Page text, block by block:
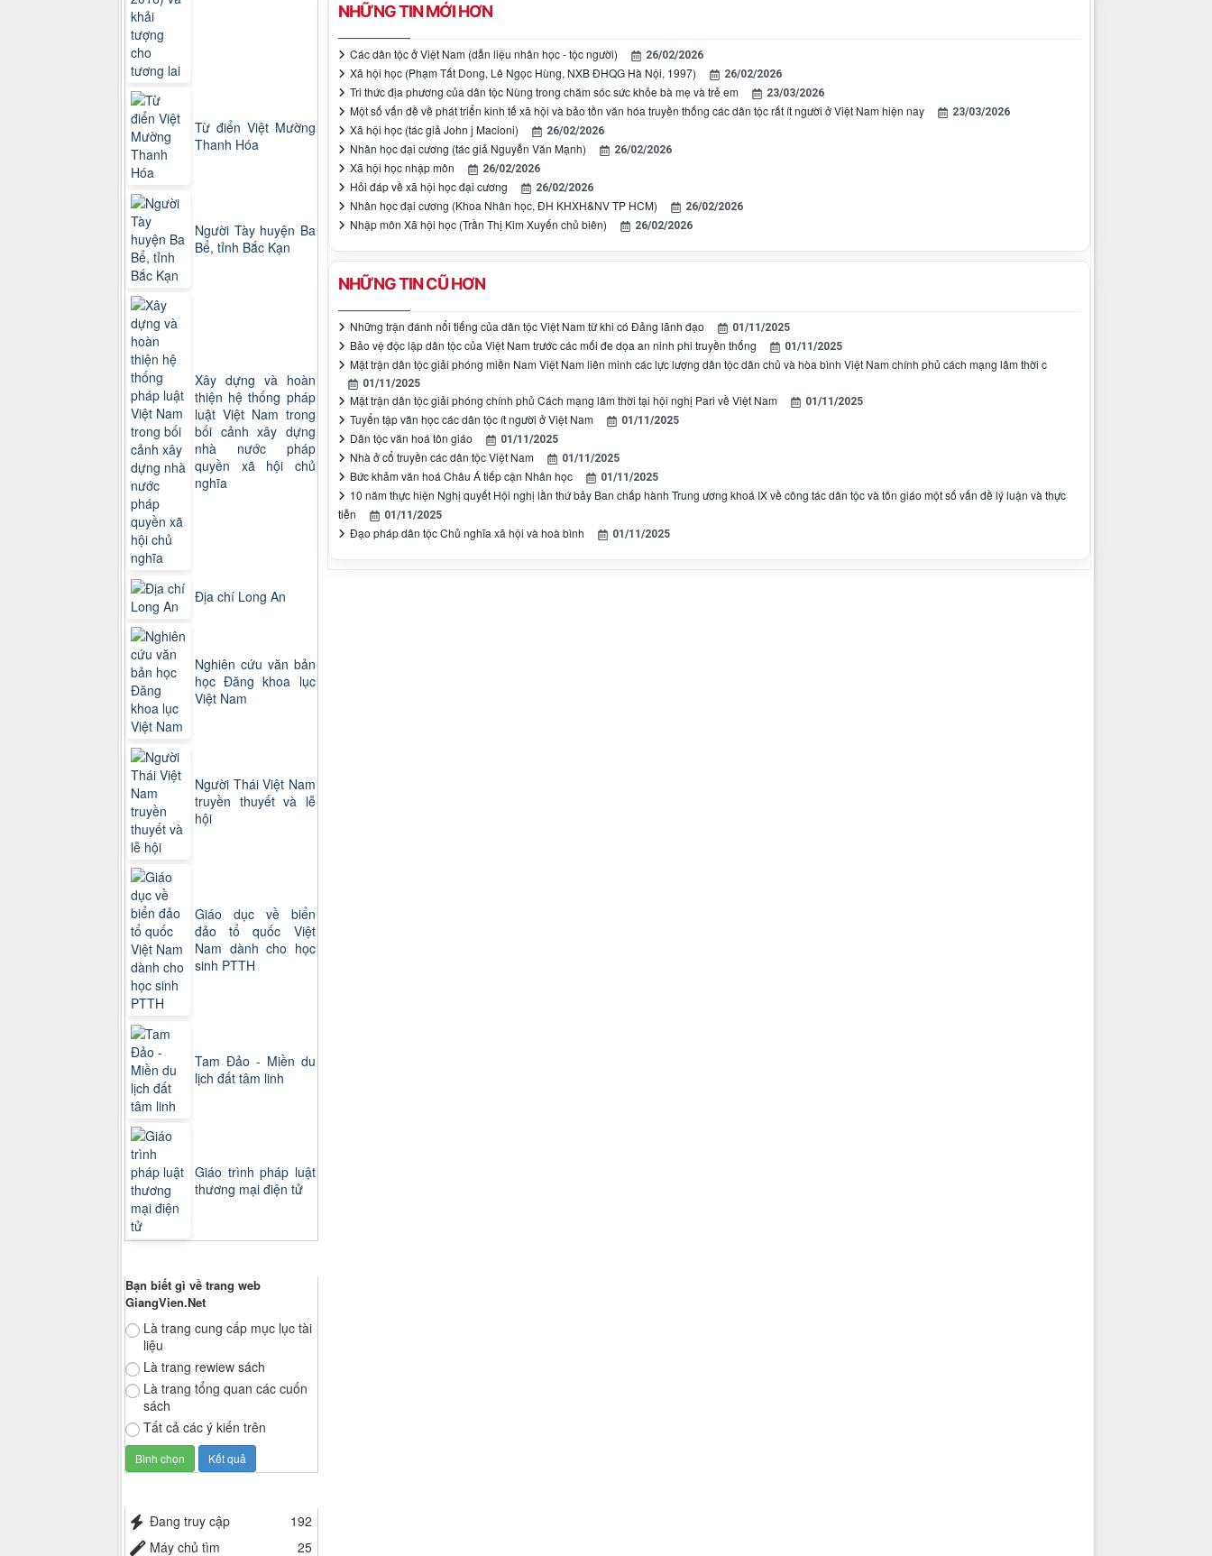
NHỮNG TIN MỚI HƠN
Các dân tộc ở Việt Nam (dẫn liệu nhân học - tộc người) 26/02/2026
Xã hội học (Phạm Tất Dong, Lê Ngọc Hùng, NXB ĐHQG Hà Nội, 1997) 26/02/2026
Tri thức địa phương của dân tộc Nùng trong chăm sóc sức khỏe bà mẹ và trẻ em 23/03/2026
Một số vấn đề về phát triển kinh tế xã hội và bảo tồn văn hóa truyền thống các dân tộc rất ít người ở Việt Nam hiện nay 23/03/2026
Xã hội học (tác giả John j Macioni) 26/02/2026
Nhân học đại cương (tác giả Nguyễn Văn Mạnh) 26/02/2026
Xã hội học nhập môn 26/02/2026
Hỏi đáp về xã hội học đại cương 26/02/2026
Nhân học đại cương (Khoa Nhân học, ĐH KHXH&NV TP HCM) 26/02/2026
Nhập môn Xã hội học (Trần Thị Kim Xuyến chủ biên) 26/02/2026
NHỮNG TIN CŨ HƠN
Những trận đánh nổi tiếng của dân tộc Việt Nam từ khi có Đảng lãnh đạo 01/11/2025
Bảo vệ độc lập dân tộc của Việt Nam trước các mối đe dọa an ninh phi truyền thống 01/11/2025
Mặt trận dân tộc giải phóng miền Nam Việt Nam liên minh các lực lượng dân tộc dân chủ và hòa bình Việt Nam chính phủ cách mạng lâm thời c
01/11/2025
Mặt trận dân tộc giải phóng chính phủ Cách mạng lâm thời tại hội nghị Pari về Việt Nam 01/11/2025
Tuyển tập văn học các dân tộc ít người ở Việt Nam 01/11/2025
Dân tộc văn hoá tôn giáo 01/11/2025
Nhà ở cổ truyền các dân tộc Việt Nam 01/11/2025
Bức khảm văn hoá Châu Á tiếp cận Nhân học 01/11/2025
10 năm thực hiện Nghị quyết Hội nghị lần thứ bảy Ban chấp hành Trung ương khoá IX về công tác dân tộc và tôn giáo một số vấn đề lý luận và thực
tiễn
01/11/2025
Đạo pháp dân tộc Chủ nghĩa xã hội và hoà bình 01/11/2025
Từ điển Việt Mường
Thanh Hóa
Người Tày huyện Ba
Bể, tỉnh Bắc Kạn
Xây dựng và hoàn
thiện hệ thống pháp
luật Việt Nam trong
bối cảnh xây dựng
nhà nước pháp
quyền xã hội chủ
nghĩa
Địa chí Long An
Nghiên cứu văn bản
học Đăng khoa lục
Việt Nam
Người Thái Việt Nam
truyền thuyết và lễ
hội
Giáo dục về biển
đảo tổ quốc Việt
Nam dành cho học
sinh PTTH
Tam Đảo - Miền du
lịch đất tâm linh
Giáo trình pháp luật
thương mại điện tử
Bạn biết gì về trang web
GiangVien.Net
Là trang cung cấp mục lục tài
liệu
Là trang rewiew sách
Là trang tổng quan các cuốn
sách
Tất cả các ý kiến trên
Đang truy cập
192
Máy chủ tìm
25